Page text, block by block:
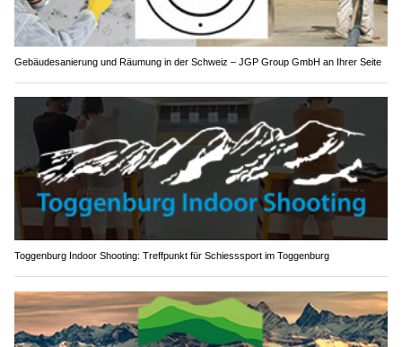
Gebäudesanierung und Räumung in der Schweiz – JGP Group GmbH an Ihrer Seite
Toggenburg Indoor Shooting: Treffpunkt für Schiesssport im Toggenburg